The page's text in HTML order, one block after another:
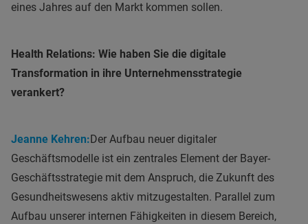
eines Jahres auf den Markt kommen sollen.
Health Relations: Wie haben Sie die digitale
Transformation in ihre Unternehmensstrategie
verankert?
Jeanne Kehren: Der Aufbau neuer digitaler
Geschäftsmodelle ist ein zentrales Element der Bayer-
Geschäftsstrategie mit dem Anspruch, die Zukunft des
Gesundheitswesens aktiv mitzugestalten. Parallel zum
Aufbau unserer internen Fähigkeiten in diesem Bereich,